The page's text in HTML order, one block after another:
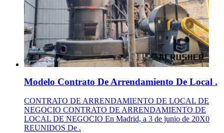
Modelo Contrato De Arrendamiento De Local .
CONTRATO DE ARRENDAMIENTO DE LOCAL DE
NEGOCIO CONTRATO DE ARRENDAMIENTO DE
LOCAL DE NEGOCIO En Madrid, a 3 de junio de 20X0
REUNIDOS De .